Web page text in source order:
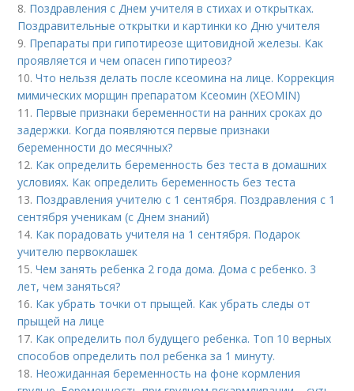
8. Поздравления с Днем учителя в стихах и открытках.
Поздравительные открытки и картинки ко Дню учителя
9. Препараты при гипотиреозе щитовидной железы. Как
проявляется и чем опасен гипотиреоз?
10.Что нельзя делать после ксеомина на лице. Коррекция
мимических морщин препаратом Ксеомин (XEOMIN)
11. Первые признаки беременности на ранних сроках до
задержки. Когда появляются первые признаки
беременности до месячных?
12. Как определить беременность без теста в домашних
условиях. Как определить беременность без теста
13. Поздравления учителю с 1 сентября. Поздравления с 1
сентября ученикам (с Днем знаний)
14. Как порадовать учителя на 1 сентября. Подарок
учителю первоклашек
15.Чем занять ребенка 2 года дома. Дома с ребенко. 3
лет, чем заняться?
16. Как убрать точки от прыщей. Как убрать следы от
прыщей на лице
17. Как определить пол будущего ребенка. Топ 10 верных
способов определить пол ребенка за 1 минуту.
18. Неожиданная беременность на фоне кормления